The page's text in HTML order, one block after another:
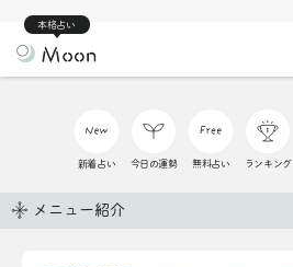
本格占い
新着占い 今日の運勢 無料占い ランキング
メニュー紹介